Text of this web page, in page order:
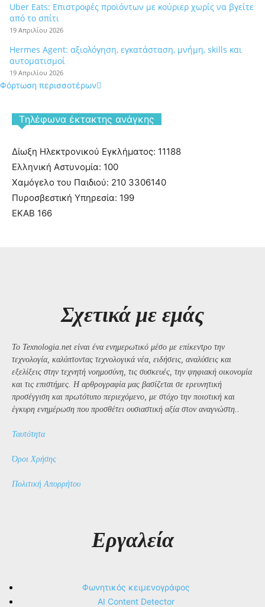
Uber Eats: Επιστροφές προϊόντων με κούριερ χωρίς να βγείτε
από το σπίτι
19 Απριλίου 2026
Hermes Agent: αξιολόγηση, εγκατάσταση, μνήμη, skills και
αυτοματισμοί
19 Απριλίου 2026
Φόρτωση περισσοτέρων
Tηλέφωνα έκτακτης ανάγκης
Δίωξη Ηλεκτρονικού Εγκλήματος: 11188
Ελληνική Αστυνομία: 100
Χαμόγελο του Παιδιού: 210 3306140
Πυροσβεστική Υπηρεσία: 199
ΕΚΑΒ 166
Σχετικά με εμάς
Το Texnologia.net είναι ένα ενημερωτικό μέσο με επίκεντρο την
τεχνολογία, καλύπτοντας τεχνολογικά νέα, ειδήσεις, αναλύσεις και
εξελίξεις στην τεχνητή νοημοσύνη, τις συσκευές, την ψηφιακή οικονομία
και τις επιστήμες. Η αρθρογραφία μας βασίζεται σε ερευνητική
προσέγγιση και πρωτότυπο περιεχόμενο, με στόχο την ποιοτική και
έγκυρη ενημέρωση που προσθέτει ουσιαστική αξία στον αναγνώστη..
Ταυτότητα
Όροι Χρήσης
Πολιτική Απορρήτου
Εργαλεία
Φωνητικός κειμενογράφος
AI Content Detector